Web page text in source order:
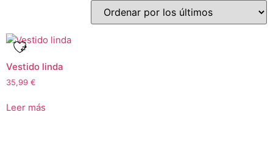
Vestido linda
35,99 €
Leer más